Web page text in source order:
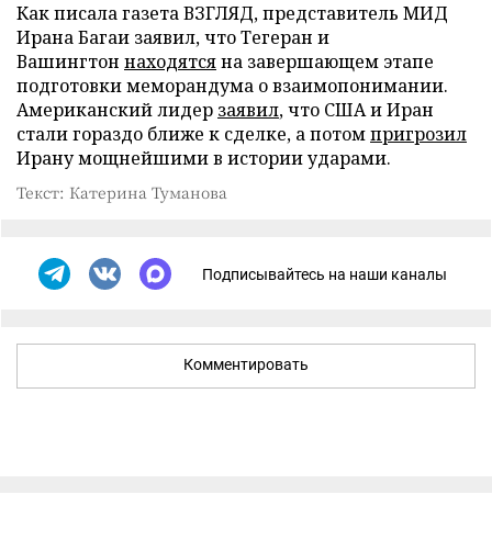
Как писала газета ВЗГЛЯД, представитель МИД
Ирана Багаи заявил, что Тегеран и
Вашингтон находятсяна завершающем этапе
подготовки меморандума о взаимопонимании.
Американский лидер заявил, что США и Иран
стали гораздо ближе к сделке, а потомпригрозил
Ирану мощнейшими в истории ударами.
Текст: Катерина Туманова
Подписывайтесь на наши каналы
Комментировать